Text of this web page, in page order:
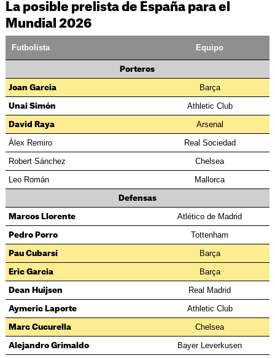
La posible prelista de España para el
Mundial 2026
Futbolista Equipo
Porteros
Joan Garcia Barça
Unai Simón Athletic Club
David Raya
Arsenal
Álex Remiro
Real Sociedad
Robert Sánchez
Chelsea
Leo Román
Mallorca
Defensas
Marcos Llorente Atlético de Madrid
Pedro Porro Tottenham
Pau Cubarsí Barça
Eric Garcia Barça
Dean Huijsen Real Madrid
Aymeric Laporte Athletic Club
Marc Cucurella Chelsea
Alejandro Grimaldo
Bayer Leverkusen